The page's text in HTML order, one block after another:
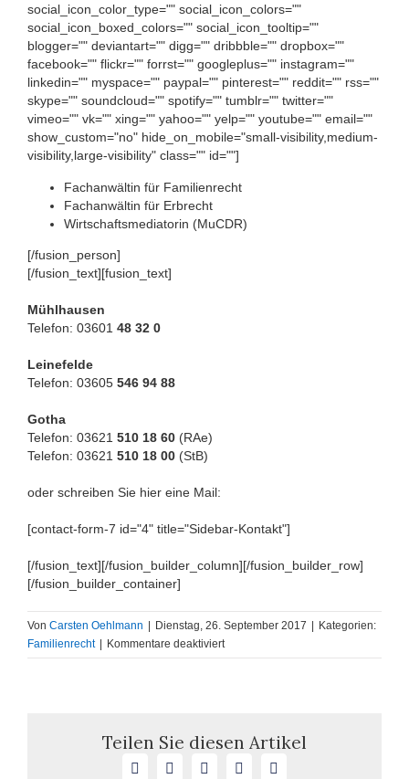
social_icon_color_type="" social_icon_colors=""
social_icon_boxed_colors="" social_icon_tooltip=""
blogger="" deviantart="" digg="" dribbble="" dropbox=""
facebook="" flickr="" forrst="" googleplus="" instagram=""
linkedin="" myspace="" paypal="" pinterest="" reddit="" rss=""
skype="" soundcloud="" spotify="" tumblr="" twitter=""
vimeo="" vk="" xing="" yahoo="" yelp="" youtube="" email=""
show_custom="no" hide_on_mobile="small-visibility,medium-
visibility,large-visibility" class="" id=""]
Fachanwältin für Familienrecht
Fachanwältin für Erbrecht
Wirtschaftsmediatorin (MuCDR)
[/fusion_person]
[/fusion_text][fusion_text]
Mühlhausen
Telefon: 03601 48 32 0
Leinefelde
Telefon: 03605 546 94 88
Gotha
Telefon: 03621 510 18 60 (RAe)
Telefon: 03621 510 18 00 (StB)
oder schreiben Sie hier eine Mail:
[contact-form-7 id="4" title="Sidebar-Kontakt"]
[/fusion_text][/fusion_builder_column][/fusion_builder_row]
[/fusion_builder_container]
Von Carsten Oehlmann Dienstag, 26. September 2017
Kategorien:
Familienrecht
Kommentare deaktiviertfür
Auswirkungen
Kindeswillens
im
Umgangsverfahren
Teilen Sie diesen Artikel
Facebook LinkedInWhatsApp